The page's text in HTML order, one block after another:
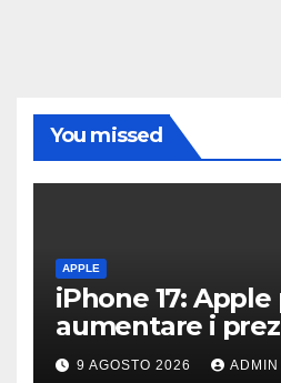
You missed
APPLE
iPhone 17:
aumentare i
giorni
9 AGOSTO 2026 ADMIN